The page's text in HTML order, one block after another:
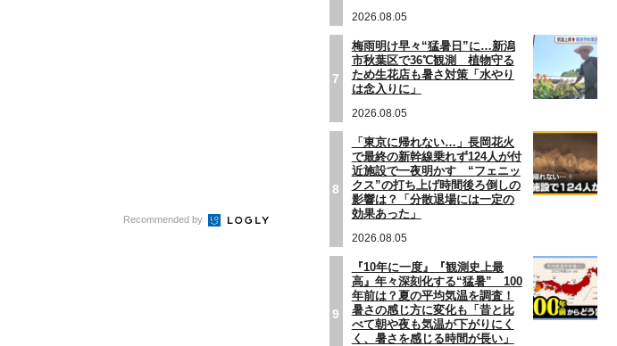
Recommended by
2026.08.05
7
梅雨明け早々“猛暑日”に…新潟
市秋葉区で36℃観測 植物守る
ため生花店も暑さ対策「水やり
は念入りに」
2026.08.05
8
「東京に帰れない…」長岡花火
で最終の新幹線乗れず124人が付
近施設で一夜明かす “フェニッ
クス”の打ち上げ時間後ろ倒しの
影響は？「分散退場には一定の
効果あった」
2026.08.05
9
『10年に一度』『観測史上最
高』年々深刻化する“猛暑” 100
年前は？夏の平均気温を調査！
暑さの感じ方に変化も「昔と比
べて朝や夜も気温が下がりにく
く、暑さを感じる時間が長い」